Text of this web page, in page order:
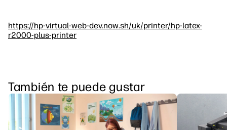
https://hp-virtual-web-dev.now.sh/uk/printer/hp-latex-
r2000-plus-printer
También te puede gustar